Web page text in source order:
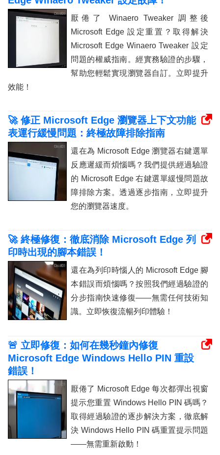
厭倦了 Winaero Tweaker 調整後
Microsoft Edge 設定重置？取得解決
Microsoft Edge Winaero Tweaker 設定
問題的權威指南。經實務驗證的步驟，
幫助您輕鬆實現瀏覽器自訂。立即提升
效能！
🚀 修正 Microsoft Edge 瀏覽器上下文功能
表運行緩慢問題：終極故障排除指南
還在為 Microsoft Edge 瀏覽器右鍵選單
反應遲緩而煩惱嗎？我們提供經過驗證
的 Microsoft Edge 右鍵選單緩慢問題故
障排除方案。透過逐步指南，立即提升
您的瀏覽器速度。
🚀 終極修復：徹底消除 Microsoft Edge 列
印時出現的腳本錯誤！
還在為列印時惱人的 Microsoft Edge 腳
本錯誤而煩惱嗎？按照我們經過驗證的
分步指南快速修復——無需任何技術知
識。立即恢復流暢列印體驗！
🚨 立即修復：如何在幾秒鐘內修復
Microsoft Edge Windows Hello PIN 重設
錯誤！
厭倦了 Microsoft Edge 每次都彈出視窗
提示您重置 Windows Hello PIN 碼嗎？
取得經過驗證的逐步解決方案，徹底解
決 Windows Hello PIN 碼重置提示問題
——無需重新啟動！